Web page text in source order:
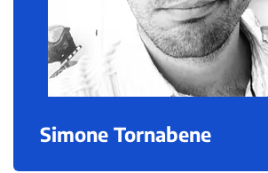
Simone Tornabene